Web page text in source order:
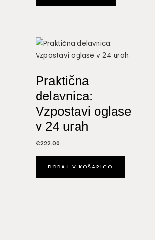
Praktična
delavnica:
Vzpostavi oglase
v 24 urah
€222.00
DODAJ V KOŠARICO